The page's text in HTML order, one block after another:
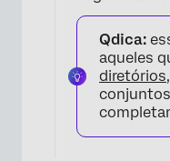
Qdica:
aqueles
diretórios